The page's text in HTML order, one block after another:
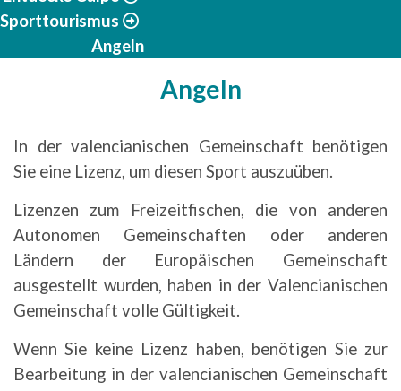
Sporttourismus
Angeln
Angeln
In der valencianischen Gemeinschaft benötigen
Sie eine Lizenz, um diesen Sport auszuüben.
Lizenzen zum Freizeitfischen, die von anderen
Autonomen Gemeinschaften oder anderen
Ländern der Europäischen Gemeinschaft
ausgestellt wurden, haben in der Valencianischen
Gemeinschaft volle Gültigkeit.
Wenn Sie keine Lizenz haben, benötigen Sie zur
Bearbeitung in der valencianischen Gemeinschaft